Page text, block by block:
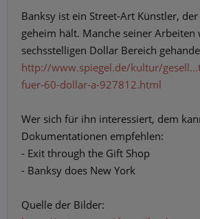
Banksy ist ein Street-Art Künstler,
geheim hält. Manche seiner Arbeiten
sechsstelligen Dollar Bereich
http://www.spiegel.de/kultur/
fuer-60-dollar-a-927812.html
Wer sich für ihn interessiert, dem
Dokumentationen empfehlen:
- Exit through the Gift Shop
- Banksy does New York
Quelle der Bilder: